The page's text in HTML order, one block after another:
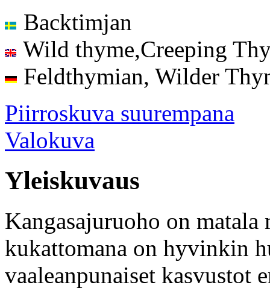
Backtimjan
Wild thyme,Creeping
Feldthymian, Wilder
Piirroskuva suurempana
Valokuva
Yleiskuvaus
Kangasajuruoho on
kukattomana on hyvinkin
vaaleanpunaiset kasvustot